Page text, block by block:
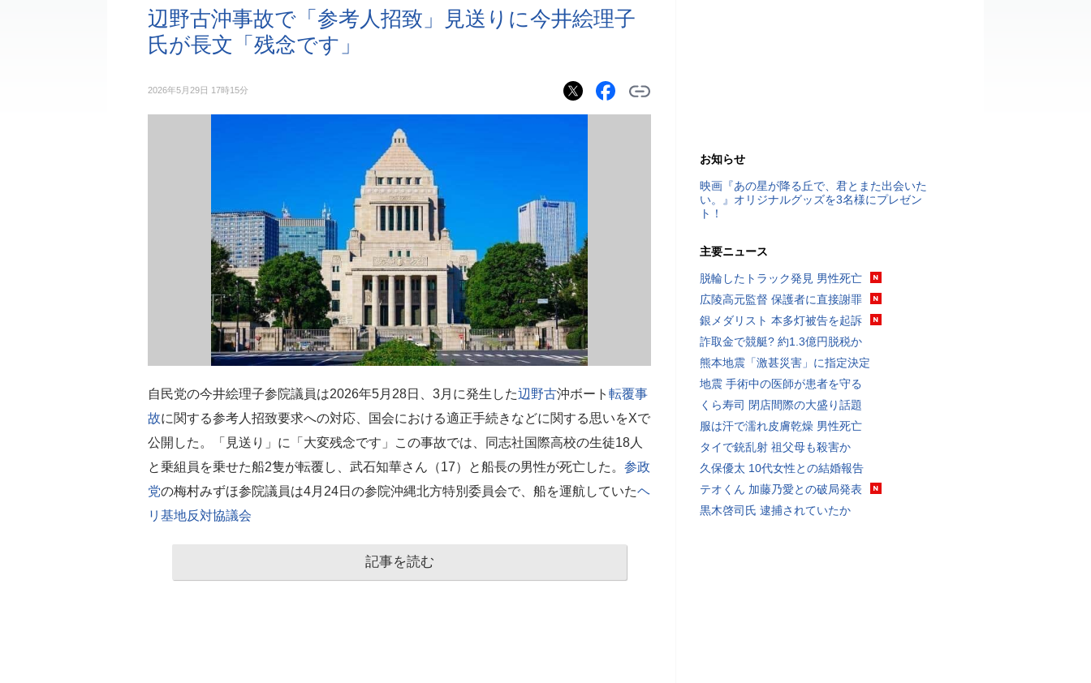
辺野古沖事故で「参考人招致」見送りに今井絵理子
氏が長文「残念です」
2026年5月29日 17時15分
自民党の今井絵理子参院議員は2026年5月28日、3月に発生した辺野古沖ボート 転覆事
故に関する参考人招致要求への対応、国会における適正手続きなどに関する思いをXで
公開した。「見送り」に「大変残念です」この事故では、同志社国際高校の生徒18人
と乗組員を乗せた船2隻が転覆し、武石知華さん（17）と船長の男性が死亡した。 参政
党の梅村みずほ参院議員は4月24日の参院沖縄北方特別委員会で、船を運航していたヘ
リ基地反対協議会
記事を読む
お知らせ
映画『あの星が降る丘で、君とまた出会いた
い。』オリジナルグッズを3名様にプレゼン
ト！
主要ニュース
脱輪したトラック発見 男性死亡
広陵高元監督 保護者に直接謝罪
銀メダリスト 本多灯被告を起訴
詐取金で競艇? 約1.3億円脱税か
熊本地震「激甚災害」に指定決定
地震 手術中の医師が患者を守る
くら寿司 閉店間際の大盛り話題
服は汗で濡れ皮膚乾燥 男性死亡
タイで銃乱射 祖父母も殺害か
久保優太 10代女性との結婚報告
テオくん 加藤乃愛との破局発表
黒木啓司氏 逮捕されていたか